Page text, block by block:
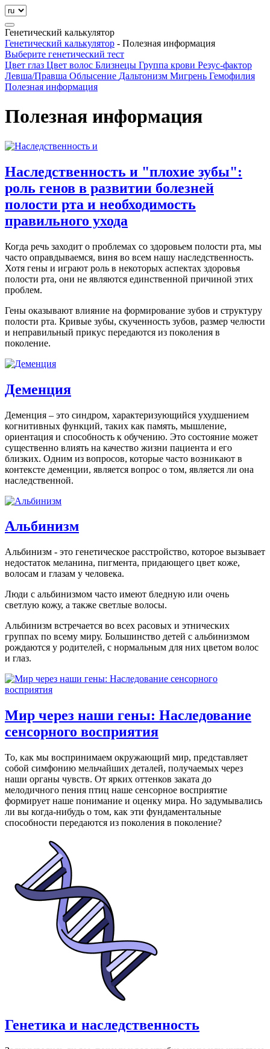
Генетический калькулятор
Генетический калькулятор - Полезная информация
Выберите генетический тест
Цвет глаз Цвет волос Близнецы Группа крови Резус-фактор
Левша/Правша Облысение Дальтонизм Мигрень Гемофилия
Полезная информация
Полезная информация
Наследственность и "плохие зубы":
роль генов в развитии болезней
полости рта и необходимость
правильного ухода
Когда речь заходит о проблемах со здоровьем полости рта, мы
часто оправдываемся, виня во всем нашу наследственность.
Хотя гены и играют роль в некоторых аспектах здоровья
полости рта, они не являются единственной причиной этих
проблем.
Гены оказывают влияние на формирование зубов и структуру
полости рта. Кривые зубы, скученность зубов, размер челюсти
и неправильный прикус передаются из поколения в
поколение.
Деменция
Деменция – это синдром, характеризующийся ухудшением
когнитивных функций, таких как память, мышление,
ориентация и способность к обучению. Это состояние может
существенно влиять на качество жизни пациента и его
близких. Одним из вопросов, которые часто возникают в
контексте деменции, является вопрос о том, является ли она
наследственной.
Альбинизм
Альбинизм - это генетическое расстройство, которое вызывает
недостаток меланина, пигмента, придающего цвет коже,
волосам и глазам у человека.
Люди с альбинизмом часто имеют бледную или очень
светлую кожу, а также светлые волосы.
Альбинизм встречается во всех расовых и этнических
группах по всему миру. Большинство детей с альбинизмом
рождаются у родителей, с нормальным для них цветом волос
и глаз.
Мир через наши гены: Наследование
сенсорного восприятия
То, как мы воспринимаем окружающий мир, представляет
собой симфонию мельчайших деталей, получаемых через
наши органы чувств. От ярких оттенков заката до
мелодичного пения птиц наше сенсорное восприятие
формирует наше понимание и оценку мира. Но задумывались
ли вы когда-нибудь о том, как эти фундаментальные
способности передаются из поколения в поколение?
Генетика и наследственность